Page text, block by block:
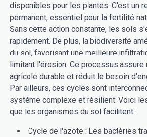
disponibles pour les plantes. C'est un
permanent, essentiel pour la fertilité
Sans cette action constante, les sols
rapidement. De plus, la biodiversité
du sol, favorisant une meilleure
limitant l'érosion. Ce processus assure
agricole durable et réduit le besoin
Par ailleurs, ces cycles sont
système complexe et résilient. Voici
que les organismes du sol facilitent :
Cycle de l'azote : Les bactéries